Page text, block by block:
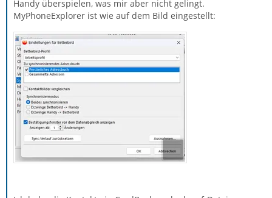
Handy überspielen, was mir aber nicht gelingt.
MyPhoneExplorer ist wie auf dem Bild eingestellt: